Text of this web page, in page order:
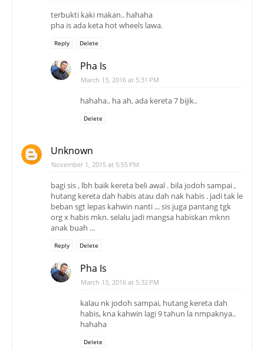
terbukti kaki makan.. hahaha
pha is ada keta hot wheels lawa.
Reply Delete
Pha Is
March 13, 2016 at 5:31 PM
hahaha.. ha ah, ada kereta 7 bijik..
Delete
Unknown
November 1, 2015 at 5:55 PM
bagi sis , lbh baik kereta beli awal . bila jodoh sampai ,
hutang kereta dah habis atau dah nak habis . jadi tak le
beban sgt lepas kahwin nanti ... sis juga pantang tgk
org x habis mkn. selalu jadi mangsa habiskan mknn
anak buah ...
Reply Delete
Pha Is
March 13, 2016 at 5:32 PM
kalau nk jodoh sampai, hutang kereta dah
habis, kna kahwin lagi 9 tahun la nmpaknya..
hahaha
Delete